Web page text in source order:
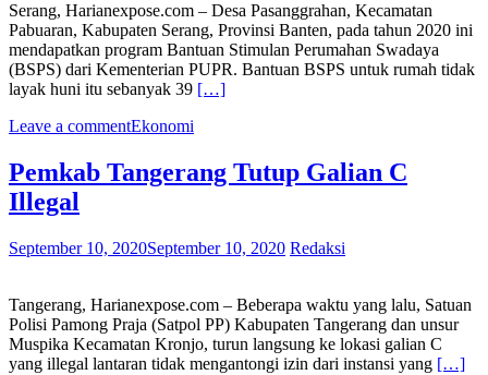
Serang, Harianexpose.com – Desa Pasanggrahan, Kecamatan
Pabuaran, Kabupaten Serang, Provinsi Banten, pada tahun 2020 ini
mendapatkan program Bantuan Stimulan Perumahan Swadaya
(BSPS) dari Kementerian PUPR. Bantuan BSPS untuk rumah tidak
layak huni itu sebanyak 39 […]
Leave a commentEkonomi
Pemkab Tangerang Tutup Galian C
Illegal
September 10, 2020September 10, 2020 Redaksi
Tangerang, Harianexpose.com – Beberapa waktu yang lalu, Satuan
Polisi Pamong Praja (Satpol PP) Kabupaten Tangerang dan unsur
Muspika Kecamatan Kronjo, turun langsung ke lokasi galian C
yang illegal lantaran tidak mengantongi izin dari instansi yang […]